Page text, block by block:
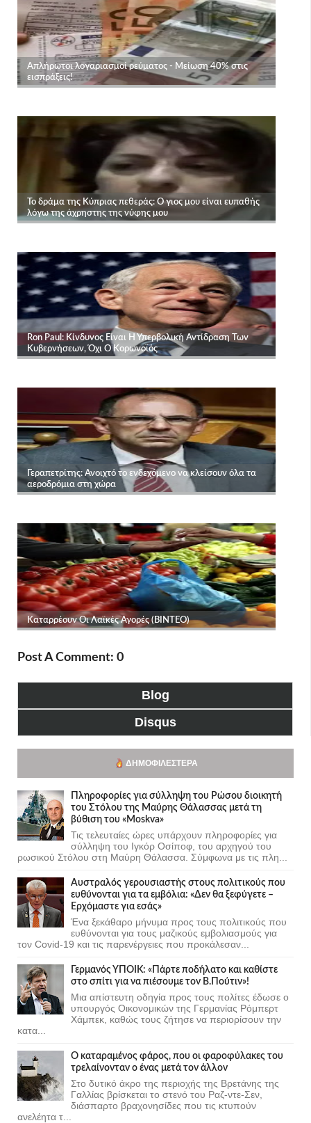
Post A Comment: 0
Blog
Disqus
ΔΗΜΟΦΙΛΈΣΤΕΡΑ
Πληροφορίες για σύλληψη του Ρώσου διοικητή
του Στόλου της Mαύρης Θάλασσας μετά τη
βύθιση του «Moskva»
Τις τελευταίες ώρες υπάρχουν πληροφορίες για
σύλληψη του Ιγκόρ Οσίποφ, του αρχηγού του
ρωσικού Στόλου στη Μαύρη Θάλασσα. Σύμφωνα με τις πλη...
Αυστραλός γερουσιαστής στους πολιτικούς που
ευθύνονται για τα εμβόλια: «Δεν θα ξεφύγετε –
Ερχόμαστε για εσάς»
Ένα ξεκάθαρο μήνυμα προς τους πολιτικούς που
ευθύνονται για τους μαζικούς εμβολιασμούς για
τον Covid-19 και τις παρενέργειες που προκάλεσαν...
Γερμανός ΥΠΟΙΚ: «Πάρτε ποδήλατο και καθίστε
στο σπίτι για να πιέσουμε τον Β.Πούτιν»!
Μια απίστευτη οδηγία προς τους πολίτες έδωσε ο
υπουργός Οικονομικών της Γερμανίας Ρόμπερτ
Χάμπεκ, καθώς τους ζήτησε να περιορίσουν την
κατα...
Ο καταραμένος φάρος, που οι φαροφύλακες του
τρελαίνονταν ο ένας μετά τον άλλον
Στο δυτικό άκρο της περιοχής της Βρετάνης της
Γαλλίας βρίσκεται το στενό του Ραζ-ντε-Σεν,
διάσπαρτο βραχονησίδες που τις κτυπούν
ανελέητα τ...